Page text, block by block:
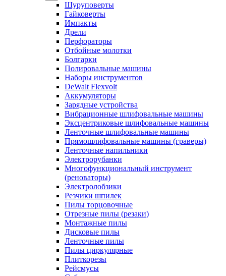
Шуруповерты
Гайковерты
Импакты
Дрели
Перфораторы
Отбойные молотки
Болгарки
Полировальные машины
Наборы инструментов
DeWalt Flexvolt
Аккумуляторы
Зарядные устройства
Вибрационные шлифовальные машины
Эксцентриковые шлифовальные машины
Ленточные шлифовальные машины
Прямошлифовальные машины (граверы)
Ленточные напильники
Электрорубанки
Многофункциональный инструмент
(реноваторы)
Электролобзики
Резчики шпилек
Пилы торцовочные
Отрезные пилы (резаки)
Монтажные пилы
Дисковые пилы
Ленточные пилы
Пилы циркулярные
Плиткорезы
Рейсмусы